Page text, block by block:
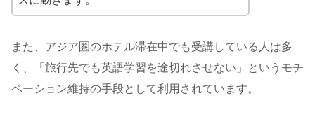
また、アジア圏のホテル滞在中でも受講している人は多
く、「旅行先でも英語学習を途切れさせない」というモチ
ベーション維持の手段として利用されています。